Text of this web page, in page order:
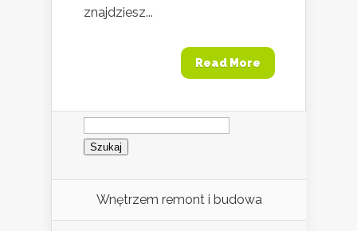
znajdziesz...
Read More
Szukaj:
Wnętrzem remont i budowa